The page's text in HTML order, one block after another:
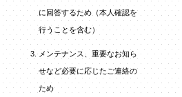
に回答するため（本人確認を
行うことを含む）
メンテナンス、重要なお知ら
せなど必要に応じたご連絡の
ため